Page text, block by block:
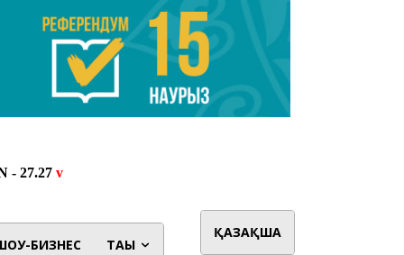
БИЗНЕС ТАҒЫ
ҚАЗАҚША